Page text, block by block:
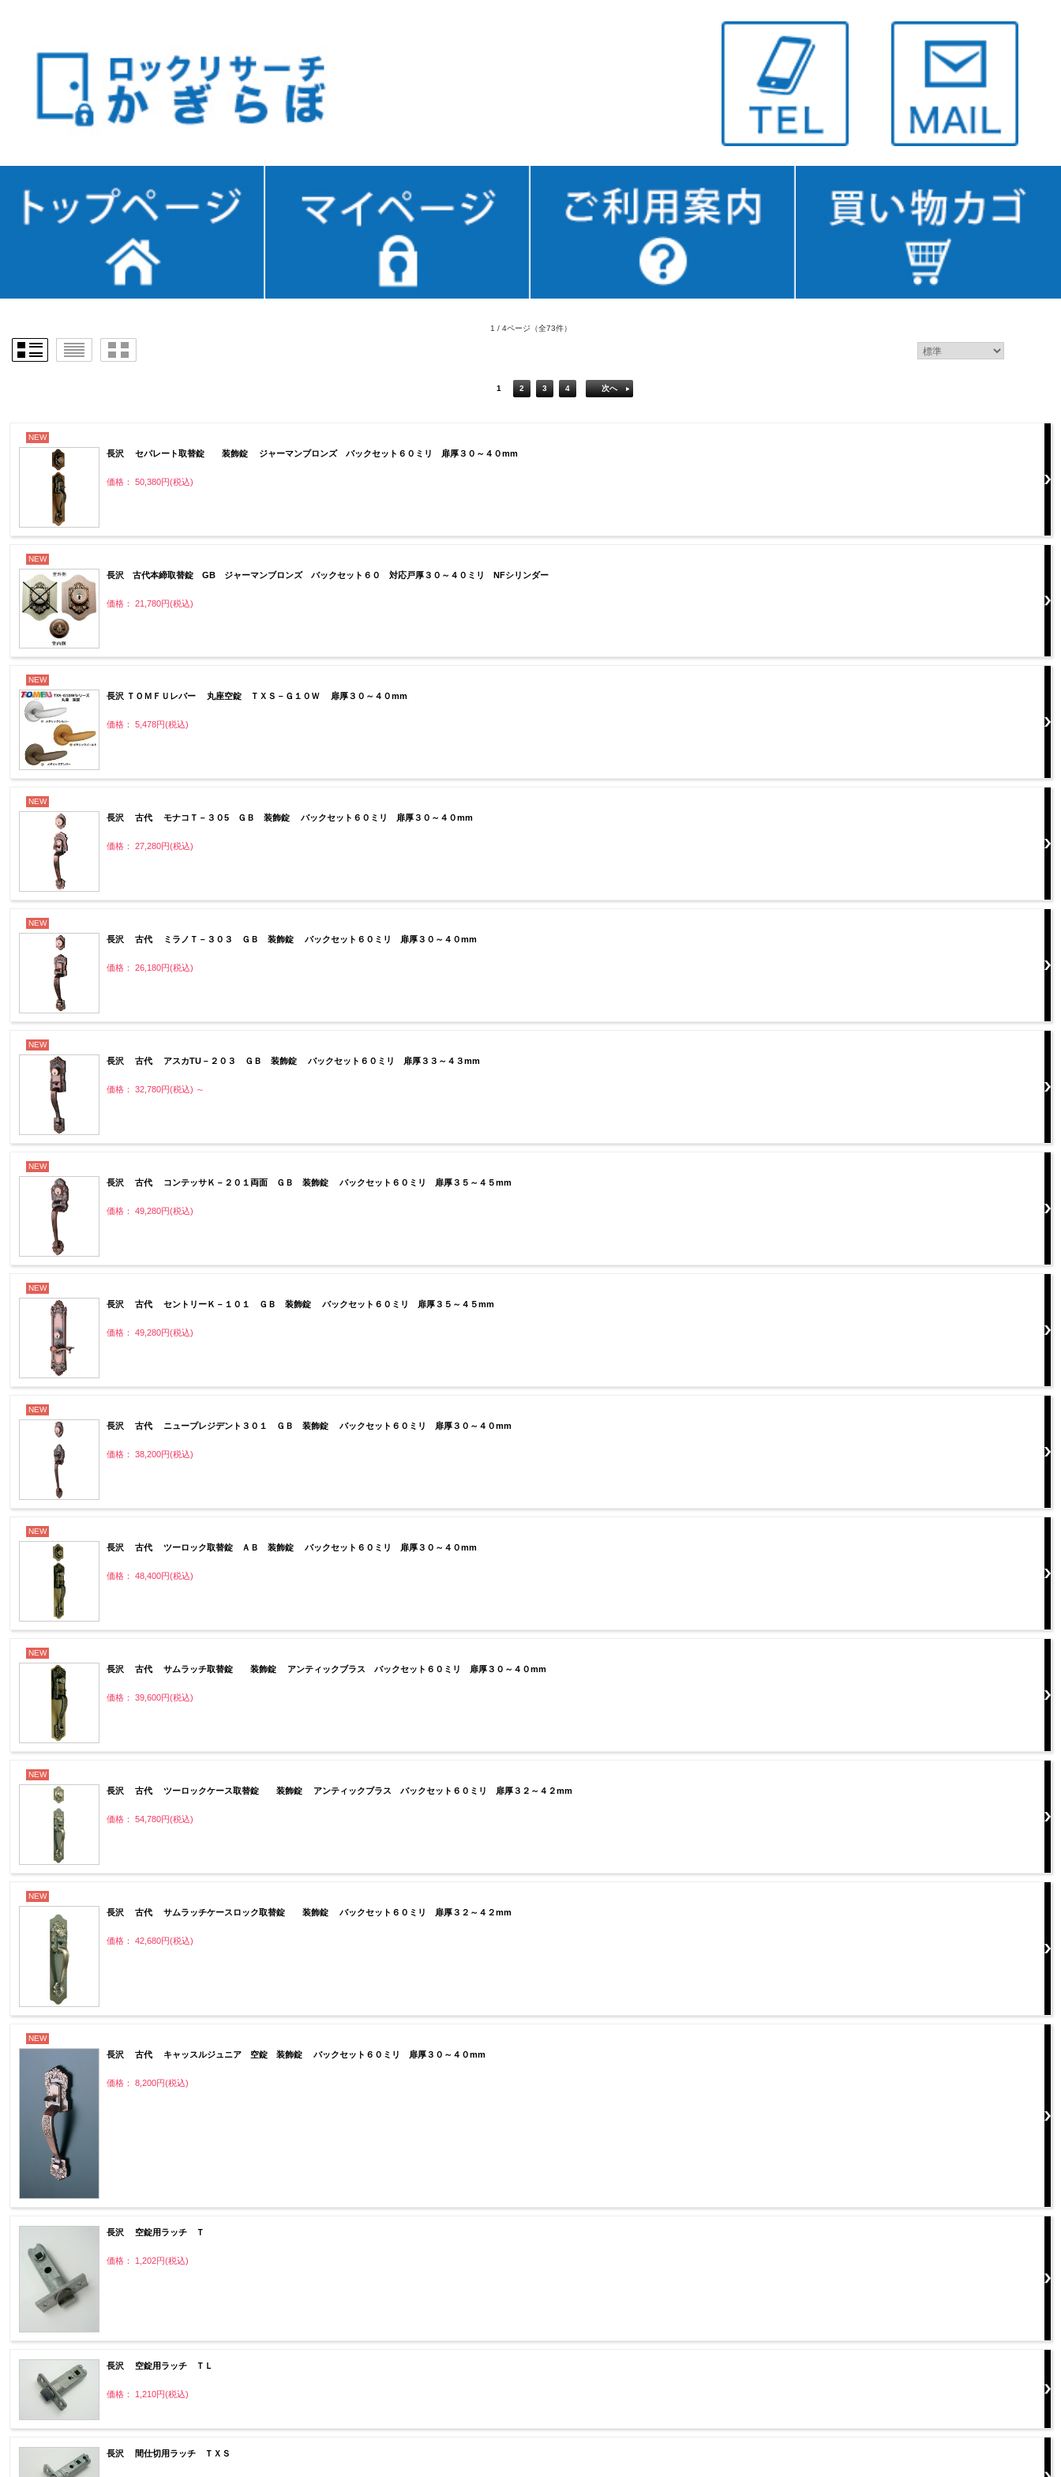
1 / 4ページ （全73件）
1 2 3 4 次へ
NEW
長沢 セパレート取替錠 装飾錠 ジャーマンブロンズ バックセット６０ミリ 扉厚３０～４０mm
価格： 50,380円(税込)
NEW
長沢 古代本締取替錠 GB ジャーマンブロンズ バックセット６０ 対応戸厚３０～４０ミリ NFシリンダー
価格： 21,780円(税込)
NEW
長沢 ＴＯＭＦＵレバー 丸座空錠 ＴＸＳ－Ｇ１０Ｗ 扉厚３０～４０mm
価格： 5,478円(税込)
NEW
長沢 古代 モナコＴ－３０5 ＧＢ 装飾錠 バックセット６０ミリ 扉厚３０～４０mm
価格： 27,280円(税込)
NEW
長沢 古代 ミラノＴ－３０３ ＧＢ 装飾錠 バックセット６０ミリ 扉厚３０～４０mm
価格： 26,180円(税込)
NEW
長沢 古代 アスカTU－２０３ ＧＢ 装飾錠 バックセット６０ミリ 扉厚３３～４３mm
価格： 32,780円(税込) ～
NEW
長沢 古代 コンテッサＫ－２０１両面 ＧＢ 装飾錠 バックセット６０ミリ 扉厚３５～４５mm
価格： 49,280円(税込)
NEW
長沢 古代 セントリーＫ－１０１ ＧＢ 装飾錠 バックセット６０ミリ 扉厚３５～４５mm
価格： 49,280円(税込)
NEW
長沢 古代 ニュープレジデント３０１ ＧＢ 装飾錠 バックセット６０ミリ 扉厚３０～４０mm
価格： 38,200円(税込)
NEW
長沢 古代 ツーロック取替錠 ＡＢ 装飾錠 バックセット６０ミリ 扉厚３０～４０mm
価格： 48,400円(税込)
NEW
長沢 古代 サムラッチ取替錠 装飾錠 アンティックブラス バックセット６０ミリ 扉厚３０～４０mm
価格： 39,600円(税込)
NEW
長沢 古代 ツーロックケース取替錠 装飾錠 アンティックブラス バックセット６０ミリ 扉厚３２～４２mm
価格： 54,780円(税込)
NEW
長沢 古代 サムラッチケースロック取替錠 装飾錠 バックセット６０ミリ 扉厚３２～４２mm
価格： 42,680円(税込)
NEW
長沢 古代 キャッスルジュニア 空錠 装飾錠 バックセット６０ミリ 扉厚３０～４０mm
価格： 8,200円(税込)
長沢 空錠用ラッチ Ｔ
価格： 1,202円(税込)
長沢 空錠用ラッチ ＴＬ
価格： 1,210円(税込)
長沢 間仕切用ラッチ ＴＸＳ